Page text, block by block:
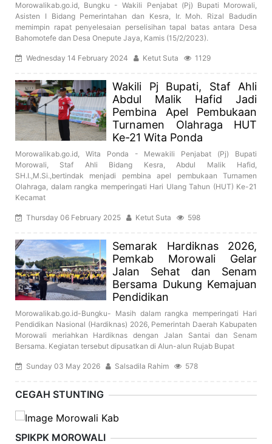
Morowalikab.go.id, Bungku - Wakili Penjabat (Pj) Bupati Morowali,
Asisten I Bidang Pemerintahan dan Kesra, Ir. Moh. Rizal Badudin
memimpin rapat penyelesaian perselisihan tapal batas antara Desa
Bahomotefe dan Desa Onepute Jaya, Kamis (15/2/2023).
Wednesday 14 February 2024 Ketut Suta 1129
Wakili Pj Bupati, Staf Ahli
Abdul Malik Hafid Jadi
Pembina Apel Pembukaan
Turnamen Olahraga HUT
Ke-21 Wita Ponda
Morowalikab.go.id, Wita Ponda - Mewakili Penjabat (Pj) Bupati
Morowali, Staf Ahli Bidang Kesra, Abdul Malik Hafid,
SH.I.,M.Si.,bertindak menjadi pembina apel pembukaan Turnamen
Olahraga, dalam rangka memperingati Hari Ulang Tahun (HUT) Ke-21
Kecamat
Thursday 06 February 2025 Ketut Suta 598
Semarak Hardiknas 2026,
Pemkab Morowali Gelar
Jalan Sehat dan Senam
Bersama Dukung Kemajuan
Pendidikan
Morowalikab.go.id-Bungku- Masih dalam rangka memperingati Hari
Pendidikan Nasional (Hardiknas) 2026, Pemerintah Daerah Kabupaten
Morowali meriahkan Hardiknas dengan Jalan Santai dan Senam
Bersama. Kegiatan tersebut dipusatkan di Alun-alun Rujab Bupat
Sunday 03 May 2026 Salsadila Rahim 578
CEGAH STUNTING
SPIKPK MOROWALI